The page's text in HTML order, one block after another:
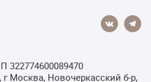
322774600089470
Москва, Новочеркасский б-р,